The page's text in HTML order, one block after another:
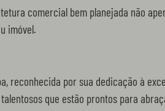
comercial bem planejada não
imóvel.
reconhecida por sua dedicação à
que estão prontos para